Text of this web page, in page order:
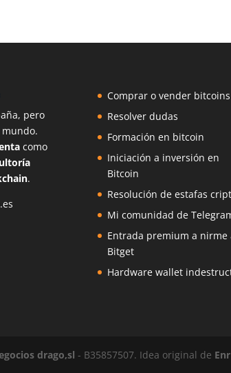
pero
como
.
Comprar o vender bitcoins
Resolver dudas
Formación en bitcoin
Iniciación a inversión en
Bitcoin
Resolución de estafas
Mi comunidad de
Entrada premium a nirme
Bitget
Hardware wallet
drago,sl - B35857507. Idea original de